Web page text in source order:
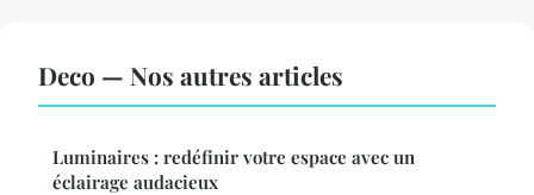
Deco — Nos autres articles
Luminaires : redéfinir votre espace avec un
éclairage audacieux